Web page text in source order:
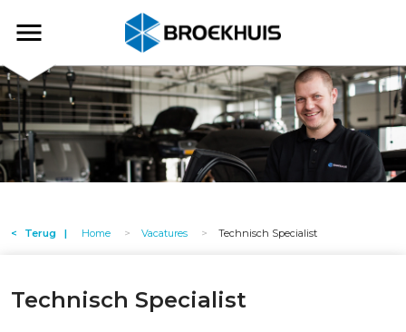
en
de
inhoud
gaan
Broekhuis
Terug Home Vacatures Technisch Specialist
Technisch Specialist